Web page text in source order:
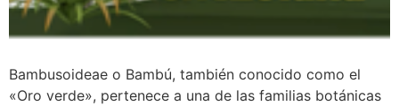
Bambusoideae o Bambú, también conocido como el
«Oro verde», pertenece a una de las familias botánicas